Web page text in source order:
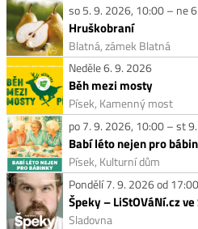
so 5. 9. 2026, 10:00 – ne
Hruškobraní
Blatná, zámek Blatná
Neděle 6. 9. 2026
Běh mezi mosty
Písek, Kamenný most
po 7. 9. 2026, 10:00 – st
Babí léto nejen pro
Písek, Kulturní dům
Pondělí 7. 9. 2026 od 17:00
Špeky – LiStOVáNí.cz
Sladovna